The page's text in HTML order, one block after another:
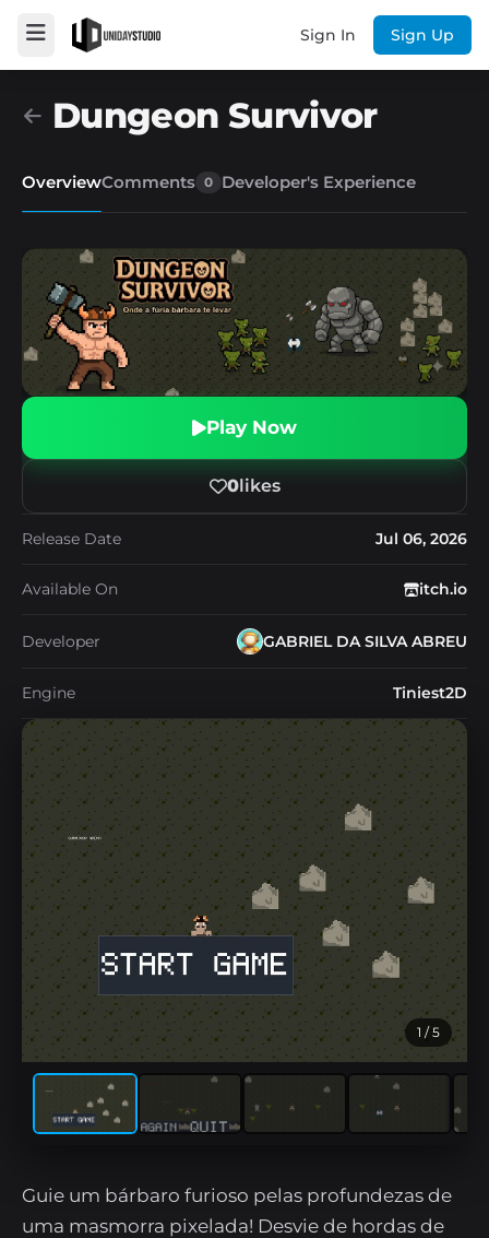
Sign In Sign Up
Dungeon Survivor
OverviewComments 0 Developer's Experience
Play Now
0likes
Release Date Jul 06, 2026
Available On itch.io
Developer GABRIEL DA SILVA ABREU
Engine Tiniest2D
1 / 5
Guie um bárbaro furioso pelas profundezas de
uma masmorra pixelada! Desvie de hordas de